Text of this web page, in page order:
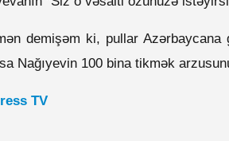
demişəm ki, pullar
Nağıyevin 100 bina tikmək
TV